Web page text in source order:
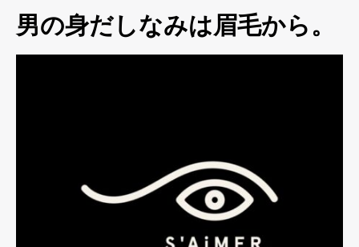
男の身だしなみは眉毛から。